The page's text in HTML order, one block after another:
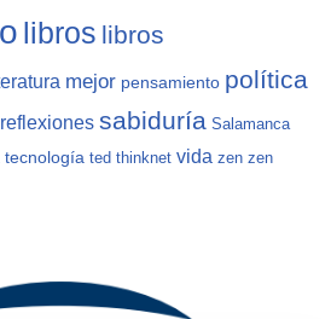
libros libros
mejor pensamiento política
reflexiones sabiduría Salamanca
tecnología ted thinknet vida zen zen